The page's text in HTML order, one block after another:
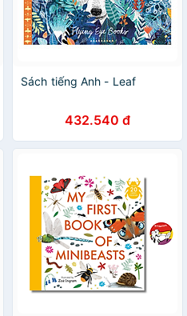
Sách tiếng Anh - Leaf
432.540 đ